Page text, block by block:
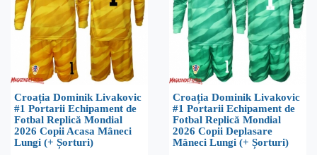
Croația Dominik Livakovic
#1 Portarii Echipament de
Fotbal Replică Mondial
2026 Copii Acasa Mâneci
Lungi (+ Șorturi)
Croația Dominik Livakovic
#1 Portarii Echipament de
Fotbal Replică Mondial
2026 Copii Deplasare
Mâneci Lungi (+ Șorturi)